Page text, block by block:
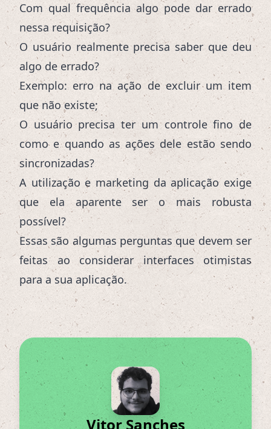
Com qual frequência algo pode dar errado
nessa requisição?
O usuário realmente precisa saber que deu
algo de errado?
Exemplo: erro na ação de excluir um item
que não existe;
O usuário precisa ter um controle fino de
como e quando as ações dele estão sendo
sincronizadas?
A utilização e marketing da aplicação exige
que ela aparente ser o mais robusta
possível?
Essas são algumas perguntas que devem ser
feitas ao considerar interfaces otimistas
para a sua aplicação.
Vitor Sanches